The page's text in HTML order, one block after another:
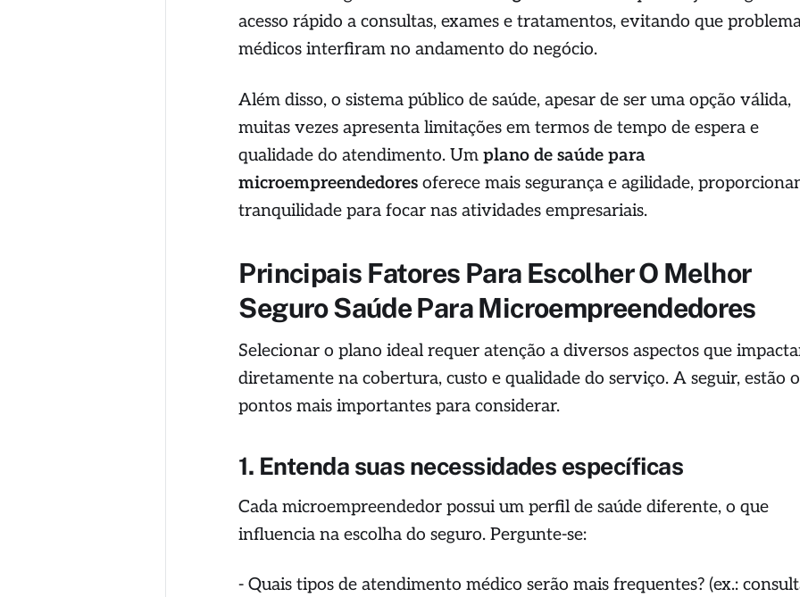
acesso rápido a consultas, exames e tratamentos, evitando que
médicos interfiram no andamento do negócio.
Além disso, o sistema público de saúde, apesar de ser uma opção válida,
muitas vezes apresenta limitações em termos de tempo de espera e
qualidade do atendimento. Umplano de saúde para
microempreendedores oferece mais segurança e agilidade,
tranquilidade para focar nas atividades empresariais.
Principais Fatores Para Escolher O Melhor
Seguro Saúde Para Microempreendedores
Selecionar o plano ideal requer atenção a diversos aspectos que
diretamente na cobertura, custo e qualidade do serviço. A seguir, estão
pontos mais importantes para considerar.
1. Entenda suas necessidades específicas
Cada microempreendedor possui um perfil de saúde diferente, o que
influencia na escolha do seguro. Pergunte-se:
- Quais tipos de atendimento médico serão mais frequentes? (ex.: